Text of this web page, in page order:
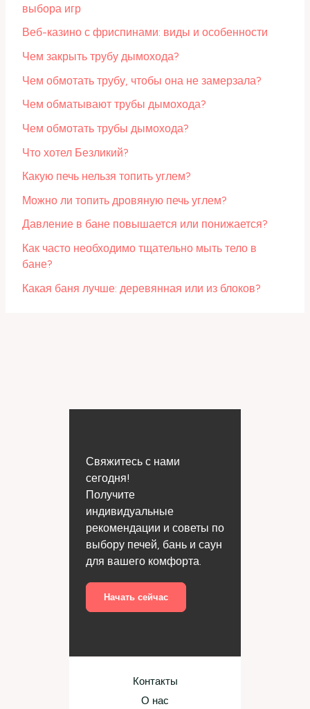
выбора игр
Веб-казино с фриспинами: виды и особенности
Чем закрыть трубу дымохода?
Чем обмотать трубу, чтобы она не замерзала?
Чем обматывают трубы дымохода?
Чем обмотать трубы дымохода?
Что хотел Безликий?
Какую печь нельзя топить углем?
Можно ли топить дровяную печь углем?
Давление в бане повышается или понижается?
Как часто необходимо тщательно мыть тело в
бане?
Какая баня лучше: деревянная или из блоков?
Свяжитесь с нами
сегодня!
Получите
индивидуальные
рекомендации и советы по
выбору печей, бань и саун
для вашего комфорта.
Начать сейчас
Контакты
О нас